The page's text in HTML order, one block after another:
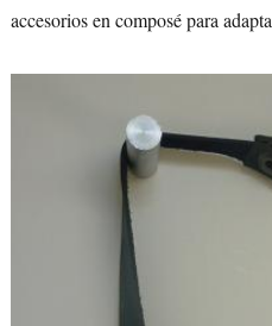
accesorios en composé para